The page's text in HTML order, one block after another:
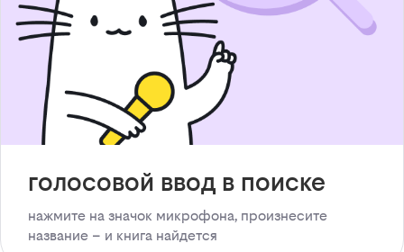
голосовой ввод в поиске
нажмите на значок микрофона, произнесите
название – и книга найдется